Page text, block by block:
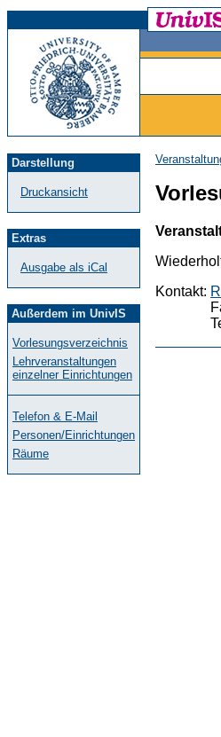
Darstellung
Druckansicht
Extras
Ausgabe als iCal
Außerdem im UnivIS
Vorlesungsverzeichnis
Lehrveranstaltungen
einzelner Einrichtungen
Telefon & E-Mail
Personen/Einrichtungen
Räume
Kontakt: